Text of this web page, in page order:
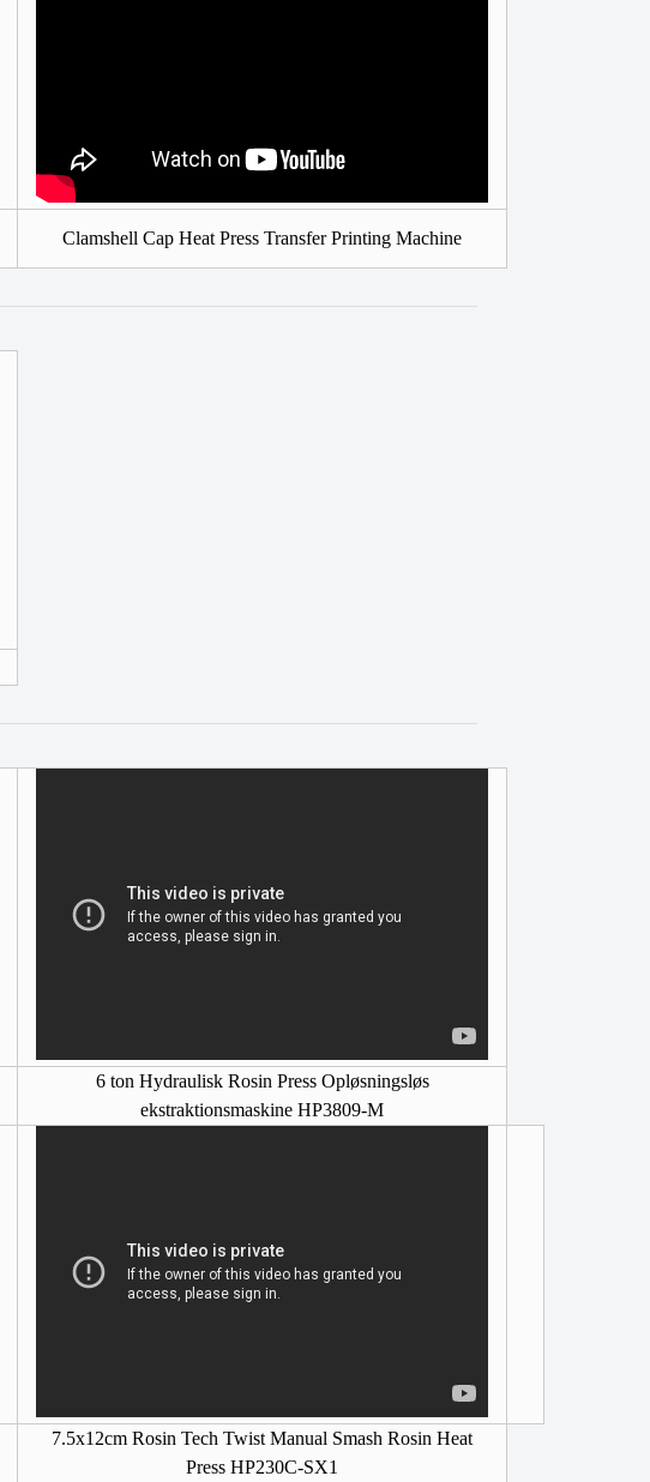
Clamshell Cap Heat Press Transfer Printing Machine
6 ton Hydraulisk Rosin Press Opløsningsløs
ekstraktionsmaskine HP3809-M
7.5x12cm Rosin Tech Twist Manual Smash Rosin Heat
Press HP230C-SX1